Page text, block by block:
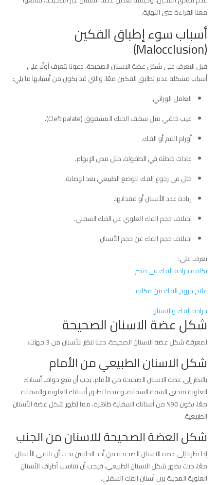
معنا القراءة حتى النهاية.
أسباب سوء إطباق الفكين
(Malocclusion)
قبل التعرف على شكل عضة الاسنان الصحيحة، دعونا نتعرف أولًا على
أسباب مشكلة عدم تطابق الفكين معًا، والتي قد يكون من أسبابها ما يلي:
العامل الوراثي.
عيب خلقي مثل سقف الحنك المشقوق (Cleft palate).
أورام الفم أو الفك.
عادات خاطئة في الطفولة، مثل مص الإبهام.
خلل في رجوع الفك للوضع الطبيعي بعد الإصابة.
زيادة عدد الأسنان أو فقدانها.
اختلاف حجم الفك العلوي عن الفك السفلي.
اختلاف حجم الفك عن حجم الأسنان.
تعرف على:
تكلفة جراحة الفك في مصر
علاج خروج الفك من مكانه
جراحة الفك والاسنان
شكل عضة الاسنان الصحيحة
لمعرفة شكل عضة الاسنان الصحيحة، دعنا ننظر للأسنان من 3 جهات:
شكل الاسنان الطبيعي من الأمام
بالنظر إلى عضة الاسنان الصحيحة من الأمام، يجب أن تتبع حواف أسنانك
العلوية منحنى الشفة السفلية، وعندما تطبق أسنانك العلوية والسفلية
معًا، يكون 90% من أسنانك السفلية ظاهرة، مما يُظهر شكل عضة الأسنان
الطبيعية.
شكل العضة الصحيحة للاسنان من الجنب
إذا نظرنا إلى عضة الاسنان الصحيحة من أحد الجانبين يجب أن تلتقي الأسنان
معًا، حيث يظهر شكل الاسنان الطبيعي، فيجب أن تتناسب أطراف الأسنان
العلوية المدببة بين أسنان الفك السفلي.